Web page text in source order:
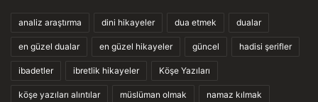
analiz araştırma dini hikayeler dua etmek dualar
en güzel dualar en güzel hikayeler güncel hadisi şerifler
ibadetler ibretlik hikayeler Köşe Yazıları
köşe yazıları alıntılar müslüman olmak namaz kılmak